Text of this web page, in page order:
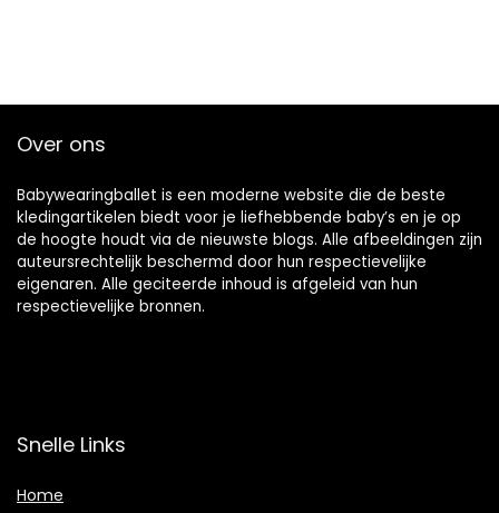
Over ons
Babywearingballet is een moderne website die de beste
kledingartikelen biedt voor je liefhebbende baby’s en je op
de hoogte houdt via de nieuwste blogs. Alle afbeeldingen zijn
auteursrechtelijk beschermd door hun respectievelijke
eigenaren. Alle geciteerde inhoud is afgeleid van hun
respectievelijke bronnen.
Snelle Links
Home